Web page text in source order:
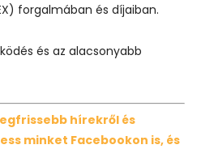
forgalmában és díjaiban.
és az alacsonyabb
hírekről és
minket Facebookon is, és